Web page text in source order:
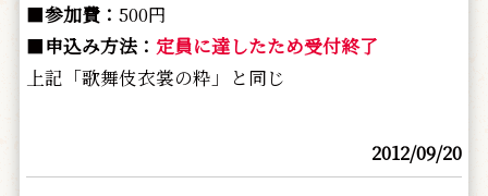
■参加費： 500円
■申込み方法： 定員に達したため受付終了
上記「歌舞伎衣裳の粋」と同じ
2012/09/20